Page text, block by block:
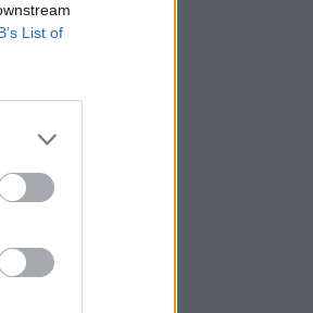
List of